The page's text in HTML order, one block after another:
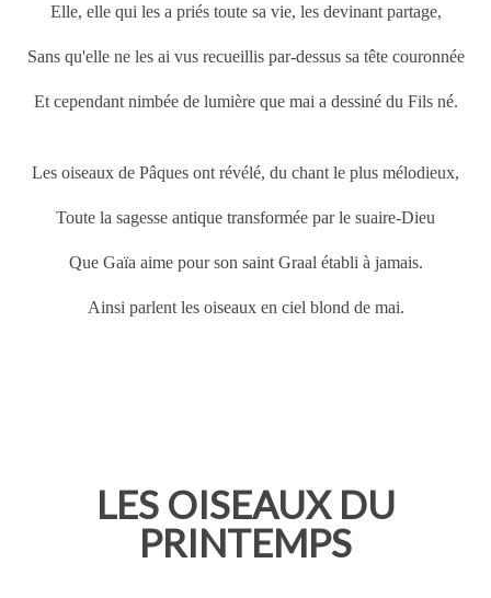
Elle, elle qui les a priés toute sa vie, les devinant partage,
Sans qu'elle ne les ai vus recueillis par-dessus sa tête couronnée
Et cependant nimbée de lumière que mai a dessiné du Fils né.
Les oiseaux de Pâques ont révélé, du chant le plus mélodieux,
Toute la sagesse antique transformée par le suaire-Dieu
Que Gaïa aime pour son saint Graal établi à jamais.
Ainsi parlent les oiseaux en ciel blond de mai.
LES OISEAUX DU
PRINTEMPS